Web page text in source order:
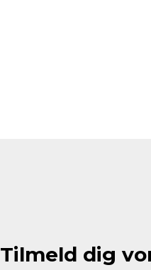
Tilmeld dig